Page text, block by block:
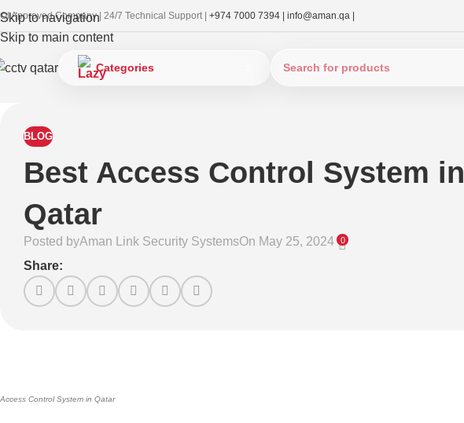
Skip to navigation
Skip to main content
Approved Company | 24/7 Technical Support | +974 7000 7394 | info@aman.qa
Categories
BLOG
Best Access Control System in
Qatar
Posted byAman Link Security SystemsOn May 25, 2024 0
Share:
Access Control System in Qatar